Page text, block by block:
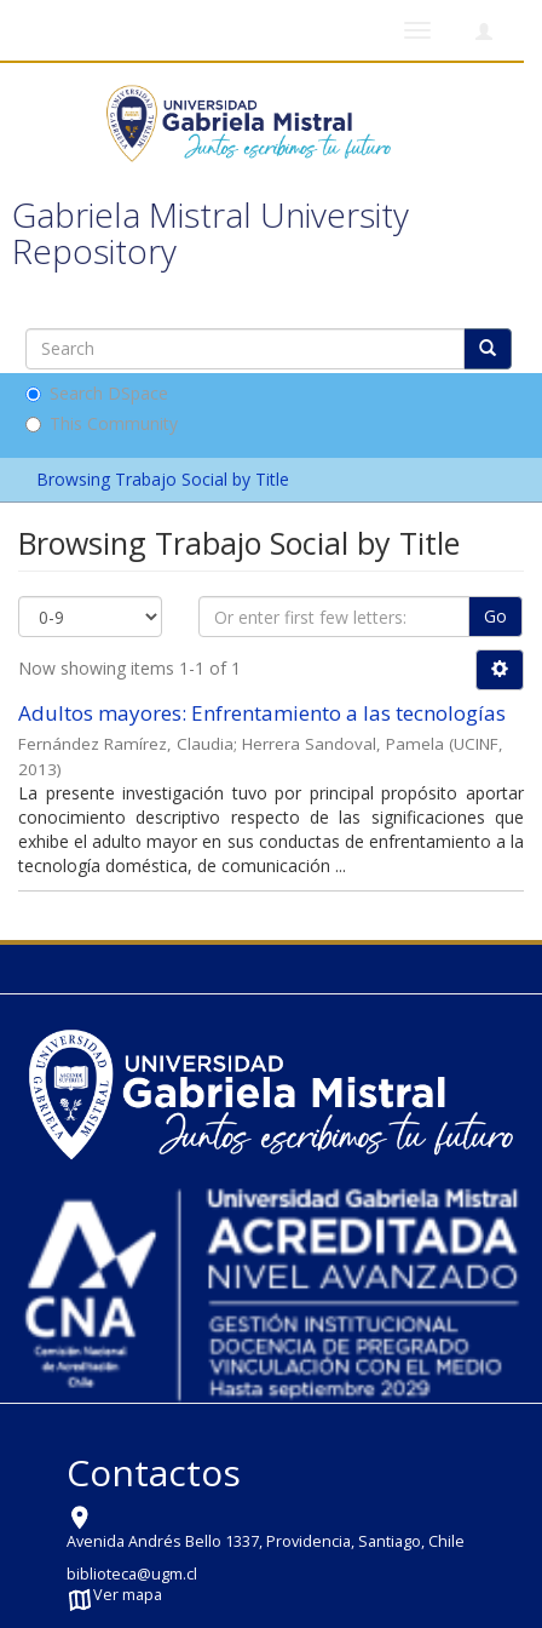
Gabriela Mistral University
Repository
Search DSpace
This Community
Browsing Trabajo Social by Title
Browsing Trabajo Social by Title
Go
Now showing items 1-1 of 1
Adultos mayores: Enfrentamiento a las tecnologías
Fernández Ramírez, Claudia; Herrera Sandoval, Pamela (UCINF,
2013)
La presente investigación tuvo por principal propósito aportar
conocimiento descriptivo respecto de las significaciones que
exhibe el adulto mayor en sus conductas de enfrentamiento a la
tecnología doméstica, de comunicación ...
Contactos
Avenida Andrés Bello 1337, Providencia, Santiago, Chile
biblioteca@ugm.cl
Ver mapa